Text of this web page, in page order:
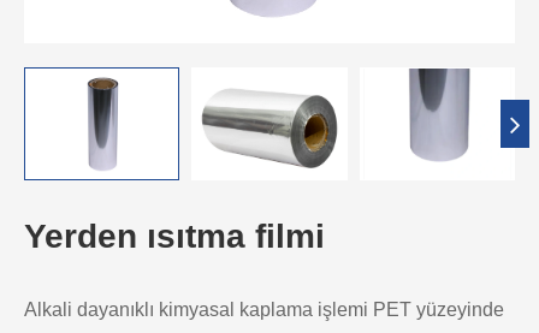
Yerden ısıtma filmi
Alkali dayanıklı kimyasal kaplama işlemi PET yüzeyinde